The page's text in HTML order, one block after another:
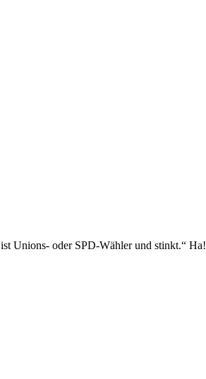
Unions- oder SPD-Wähler und stinkt.“ Ha!